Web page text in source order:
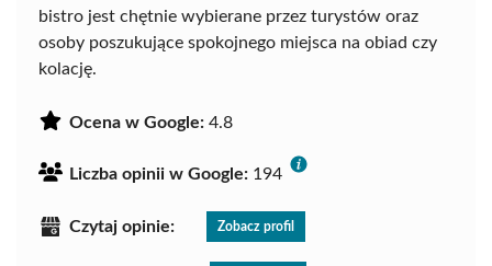
bistro jest chętnie wybierane przez turystów oraz
osoby poszukujące spokojnego miejsca na obiad czy
kolację.
Ocena w Google: 4.8
Liczba opinii w Google: 194
Czytaj opinie: Zobacz profil